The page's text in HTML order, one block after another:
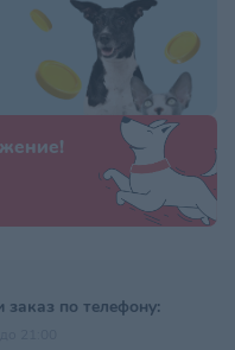
по телефону: